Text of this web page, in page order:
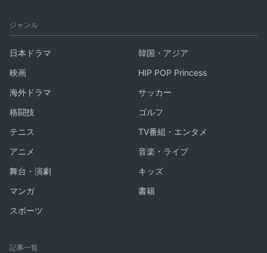
ジャンル
日本ドラマ
韓国・アジア
映画
HIP POP Princess
海外ドラマ
サッカー
格闘技
ゴルフ
テニス
TV番組・エンタメ
アニメ
音楽・ライブ
舞台・演劇
キッズ
マンガ
書籍
スポーツ
記事一覧